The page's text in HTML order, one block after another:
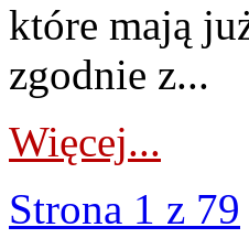
które mają
zgodnie z...
Więcej...
Strona 1 z 79